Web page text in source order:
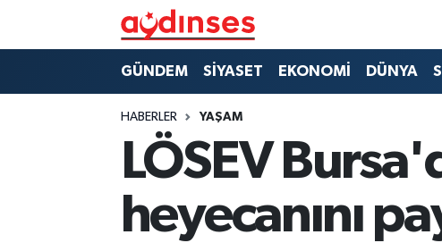
GÜNDEM SİYASET EKONOMİ DÜNYA
HABERLER YAŞAM
LÖSEV
heyecanını
Nöbetçi Eczaneler
Hava Durumu
Aydin Namaz Vakitleri
Trafik Durumu